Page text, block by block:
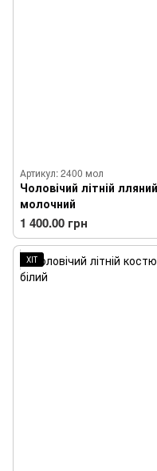
Артикул: 2400 мол
Чоловічий літній
молочний
1 400.00 грн
ХІТ